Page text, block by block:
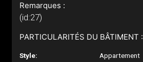
Remarques :
(id:27)
PARTICULARITÉS DU BÂTIMENT :
Style:
Appartement